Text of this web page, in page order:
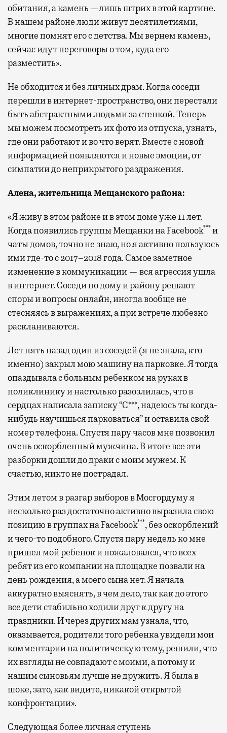
обитания, а камень —лишь штрих в этой картине.
В нашем районе люди живут десятилетиями,
многие помнят его с детства. Мы вернем камень,
сейчас идут переговоры о том, куда его
разместить».
Не обходится и без личных драм. Когда соседи
перешли в интернет-пространство, они перестали
быть абстрактными людьми за стенкой. Теперь
мы можем посмотреть их фото из отпуска, узнать,
где они работают и во что верят. Вместе с новой
информацией появляются и новые эмоции, от
симпатии до неприкрытого раздражения.
Алена, жительница Мещанского района:
«Я живу в этом районе и в этом доме уже 11 лет.
Когда появились группы Мещанки на Facebook***и
чаты домов, точно не знаю, но я активно пользуюсь
ими где-то с 2017–2018 года. Самое заметное
изменение в коммуникации — вся агрессия ушла
в интернет. Соседи по дому и району решают
споры и вопросы онлайн, иногда вообще не
стесняясь в выражениях, а при встрече любезно
раскланиваются.
Лет пять назад один из соседей (я не знала, кто
именно) закрыл мою машину на парковке. Я тогда
опаздывала с больным ребенком на руках в
поликлинику и настолько разозлилась, что в
сердцах написала записку “С***, надеюсь ты когда-
нибудь научишься парковаться” и оставила свой
номер телефона. Спустя пару часов мне позвонил
очень оскорбленный мужчина. В итоге все эти
разборки дошли до драки с моим мужем. К
счастью, никто не пострадал.
Этим летом в разгар выборов в Мосгордуму я
несколько раз достаточно активно выразила свою
позицию в группах на Facebook***, без оскорблений
и чего-то подобного. Спустя пару недель ко мне
пришел мой ребенок и пожаловался, что всех
ребят из его компании на площадке позвали на
день рождения, а моего сына нет. Я начала
аккуратно выяснять, в чем дело, так как до этого
все дети стабильно ходили друг к другу на
праздники. И через других мам узнала, что,
оказывается, родители того ребенка увидели мои
комментарии на политическую тему, решили, что
их взгляды не совпадают с моими, а потому и
нашим сыновьям лучше не дружить. Я была в
шоке, зато, как видите, никакой открытой
конфронтации».
Следующая более личная ступень